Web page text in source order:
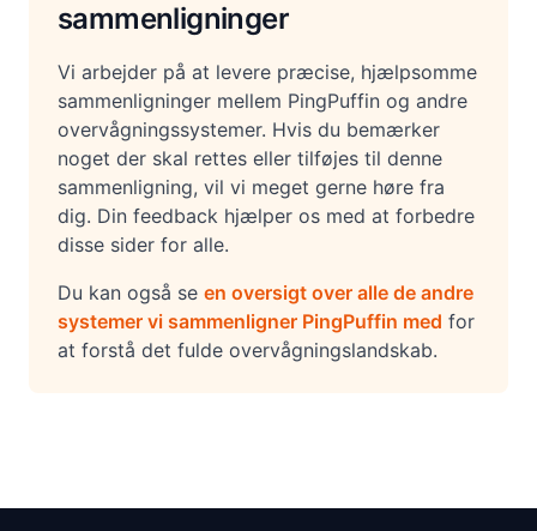
sammenligninger
Vi arbejder på at levere præcise, hjælpsomme
sammenligninger mellem PingPuffin og andre
overvågningssystemer. Hvis du bemærker
noget der skal rettes eller tilføjes til denne
sammenligning, vil vi meget gerne høre fra
dig. Din feedback hjælper os med at forbedre
disse sider for alle.
Du kan også se en oversigt over alle de andre
systemer vi sammenligner PingPuffin med for
at forstå det fulde overvågningslandskab.